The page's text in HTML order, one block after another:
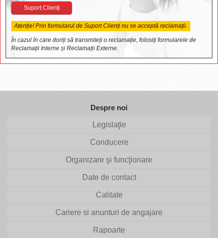
Suport Clienți
Atenție! Prin formularul de Suport Clienți nu se acceptă reclamații.
În cazul în care doriți să transmiteți o reclamație, folosiți formularele de
Reclamații Interne și Reclamații Externe.
Despre noi
Legislaţie
Conducere
Organizare şi funcţionare
Date de contact
Calitate
Cariere si anunturi de angajare
Rapoarte